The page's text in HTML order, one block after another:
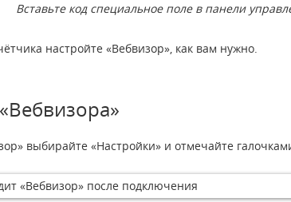
Вставьте код специальное поле в панели
настройте «Вебвизор», как вам нужно.
выбирайте «Настройки» и отмечайте